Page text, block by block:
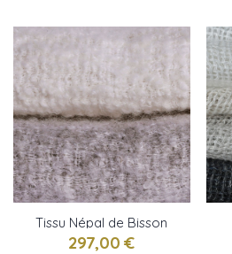
Tissu Népal de Bisson
Bruneel
297,00 €